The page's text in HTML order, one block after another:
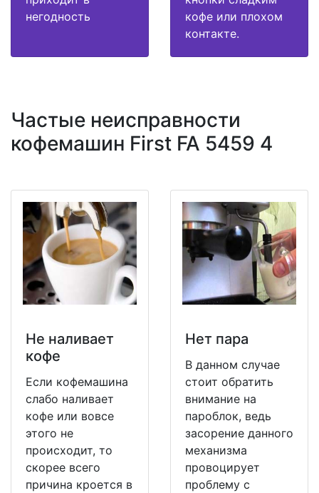
негодность
кофе или плохом
контакте.
Частые неисправности
кофемашин First FA 5459 4
Не наливает
кофе
Если кофемашина
слабо наливает
кофе или вовсе
этого не
происходит, то
скорее всего
причина кроется в
Нет пара
В данном случае
стоит обратить
внимание на
пароблок, ведь
засорение данного
механизма
провоцирует
проблему с